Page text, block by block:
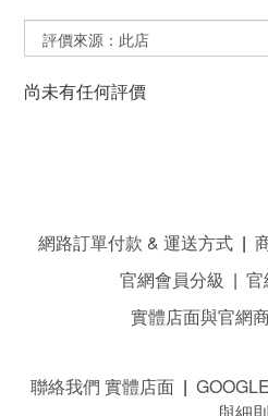
尚未有任何評價
網路訂單付款 & 運送方式|
官網會員分級 | 官
實體店面與官網
聯絡我們 實體店面 |